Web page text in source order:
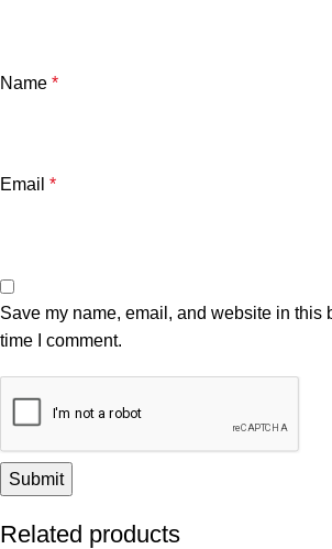
Name *
Email *
Save my name, email, and website in this
time I comment.
Related products